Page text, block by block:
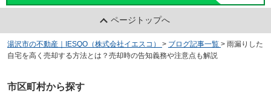
ページトップへ
湯沢市の不動産｜IESQO（株式会社イエスコ） > ブログ記事一覧 > 雨漏りした
自宅を高く売却する方法とは？売却時の告知義務や注意点も解説
市区町村から探す